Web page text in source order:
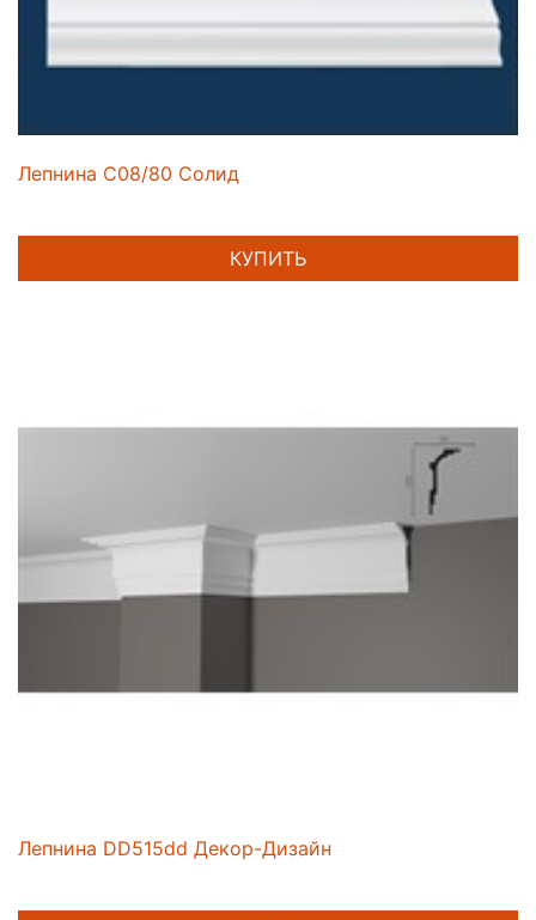
Лепнина C08/80 Солид
КУПИТЬ
Лепнина DD515dd Декор-Дизайн